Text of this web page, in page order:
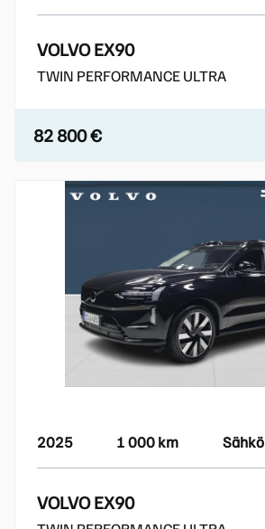
VOLVO EX90
TWIN PERFORMANCE ULTRA
82 800 €
2025 1 000 km Sähkö
VOLVO EX90